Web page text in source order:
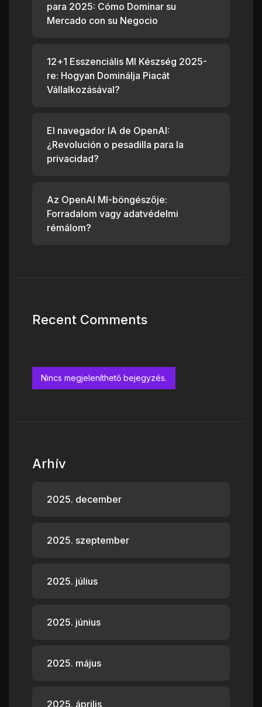
para 2025: Cómo Dominar su
Mercado con su Negocio
12+1 Esszenciális MI Készség 2025-
re: Hogyan Dominálja Piacát
Vállalkozásával?
El navegador IA de OpenAI:
¿Revolución o pesadilla para la
privacidad?
Az OpenAI MI-böngészője:
Forradalom vagy adatvédelmi
rémálom?
Recent Comments
Nincs megjeleníthető bejegyzés.
Arhív
2025. december
2025. szeptember
2025. július
2025. június
2025. május
2025. április